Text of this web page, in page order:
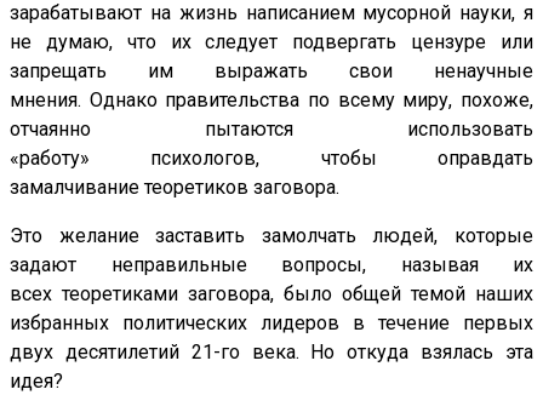
зарабатывают на жизнь написанием мусорной науки, я
не думаю, что их следует подвергать цензуре или
запрещать им выражать свои ненаучные
мнения. Однако правительства по всему миру, похоже,
отчаянно пытаются использовать
«работу» психологов, чтобы оправдать
замалчивание теоретиков заговора.
Это желание заставить замолчать людей, которые
задают неправильные вопросы, называя их
всех теоретиками заговора, было общей темой наших
избранных политических лидеров в течение первых
двух десятилетий 21-го века. Но откуда взялась эта
идея?